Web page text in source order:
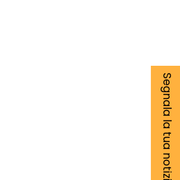
Segnala la tua notizia